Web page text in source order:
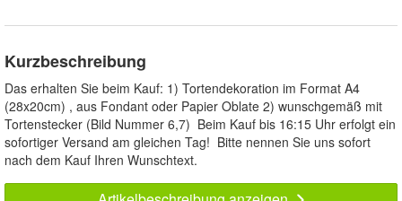
Kurzbeschreibung
Das erhalten Sie beim Kauf: 1) Tortendekoration im Format A4
(28x20cm) , aus Fondant oder Papier Oblate 2) wunschgemäß mit
Tortenstecker (Bild Nummer 6,7) Beim Kauf bis 16:15 Uhr erfolgt ein
sofortiger Versand am gleichen Tag! Bitte nennen Sie uns sofort
nach dem Kauf Ihren Wunschtext.